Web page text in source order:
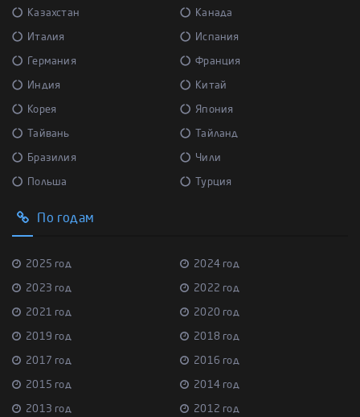
Казахстан Канада
Италия Испания
Германия Франция
Индия Китай
Корея Япония
Тайвань Тайланд
Бразилия Чили
Польша Турция
По годам
2025 год 2024 год
2023 год 2022 год
2021 год 2020 год
2019 год 2018 год
2017 год 2016 год
2015 год 2014 год
2013 год 2012 год